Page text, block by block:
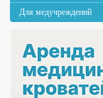
Для медучреждений